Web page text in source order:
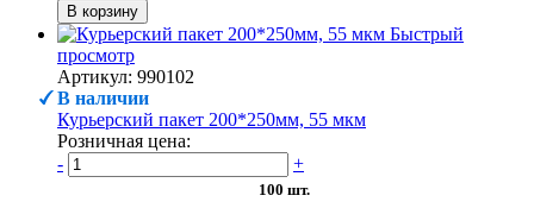
В корзину
Быстрый
просмотр
Артикул: 990102
В наличии
Курьерский пакет 200*250мм, 55 мкм
Розничная цена:
-
+
100 шт.